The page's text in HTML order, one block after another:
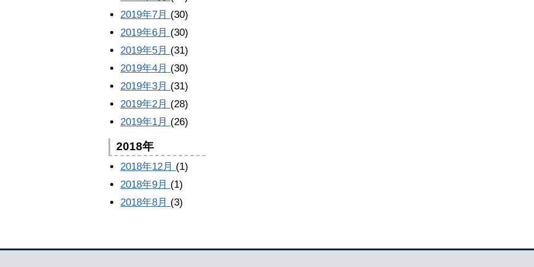
2019年7月 (30)
2019年6月 (30)
2019年5月 (31)
2019年4月 (30)
2019年3月 (31)
2019年2月 (28)
2019年1月 (26)
2018年
2018年12月 (1)
2018年9月 (1)
2018年8月 (3)